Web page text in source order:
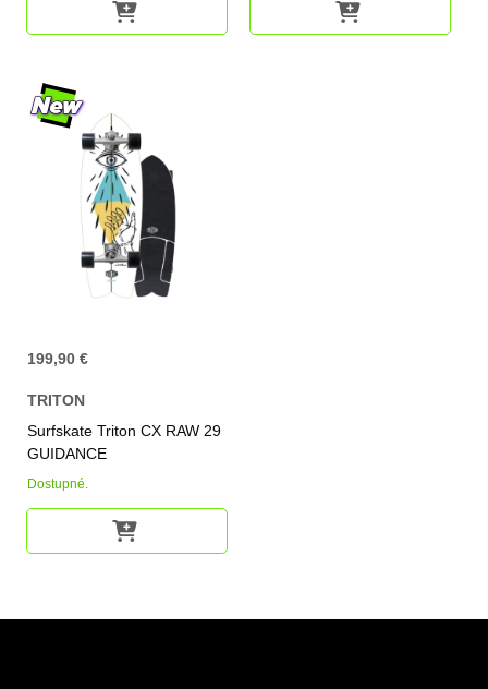
199,90 €
TRITON
Surfskate Triton CX RAW 29
GUIDANCE
Dostupné.